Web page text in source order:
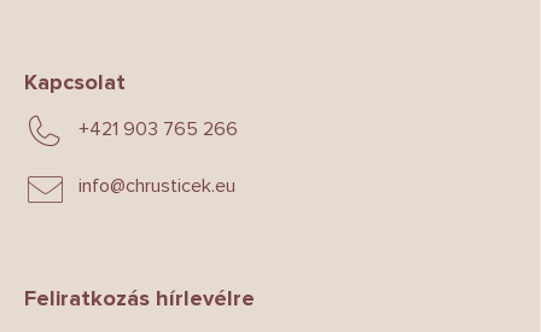
Kapcsolat
info@chrusticek.eu
+421 903 765 266
Feliratkozás hírlevélre